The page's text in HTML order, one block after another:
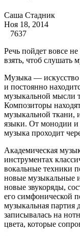
Саша Стадник
Ноя 18, 2014
7637
Речь пойдет вовсе
взять, чтоб слушать
Музыка — искусство
и постоянно
музыкальной мысли
Композиторы
музыкальной ткани,
языки. От монодии и
музыка проходит
Академическая
инструментах
вокальные техники
новые музыкальные
новые звукоряды,
его симфонической
музыкальная партия
записывалась на
цвета, которые